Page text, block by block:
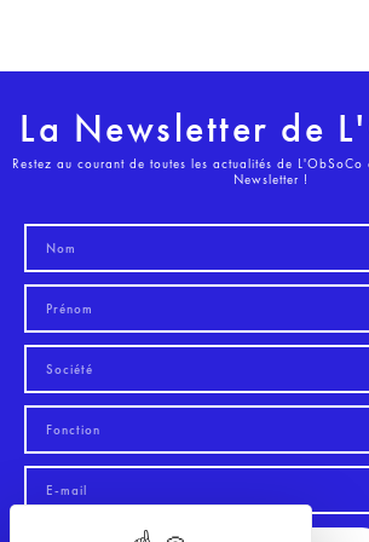
La Newsletter de
Restez au courant de toutes les actualités de
Newsletter !